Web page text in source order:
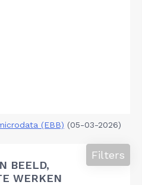
(EBB) (05-03-2026)
BEELD,
WERKEN
Filters